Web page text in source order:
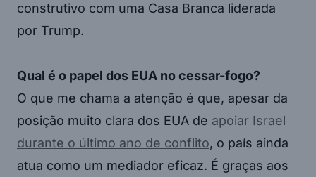
construtivo com uma Casa Branca liderada
por Trump.
Qual é o papel dos EUA no cessar-fogo?
O que me chama a atenção é que, apesar da
posição muito clara dos EUA de apoiar Israel
durante o último ano de conflito, o país ainda
atua como um mediador eficaz. É graças aos